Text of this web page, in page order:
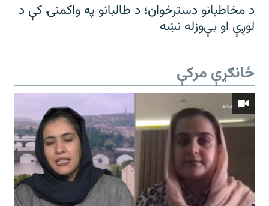
د مخاطبانو دسترخوان؛ د طالبانو په واکمنۍ کې د
لوږې او بې‌وزله نښه
ځانګړې مرکې